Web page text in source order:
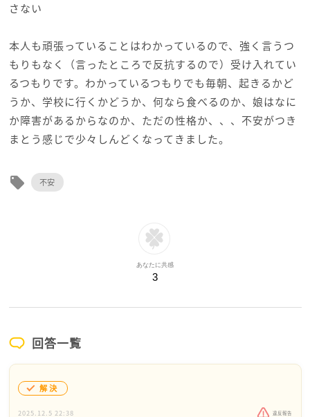
さない
本人も頑張っていることはわかっているので、強く言うつ
もりもなく（言ったところで反抗するので）受け入れてい
るつもりです。わかっているつもりでも毎朝、起きるかど
うか、学校に行くかどうか、何なら食べるのか、娘はなに
か障害があるからなのか、ただの性格か、、、不安がつき
まとう感じで少々しんどくなってきました。
local_offer 不安
あなたに共感
3
回答一覧
解決
2025.12.5 22:38 違反報告